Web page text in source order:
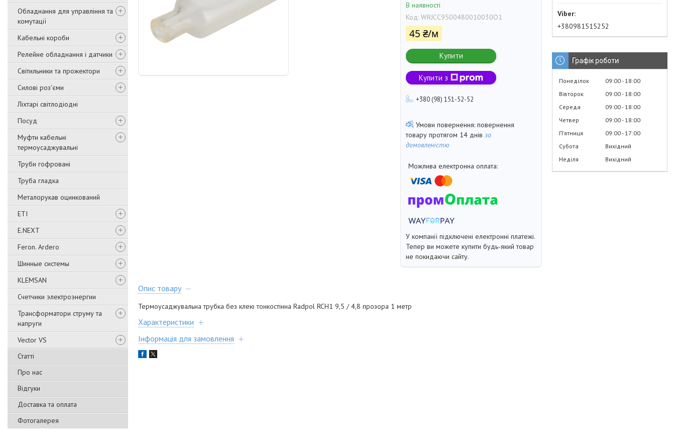
Обладнання для управління та
комутації
Кабельні короби
Релейне обладнання і датчики
Світильники та прожектори
Силові роз'єми
Ліхтарі світлодіодні
Посуд
Муфти кабельні
термоусаджувальні
Труби гофровані
Труба гладка
Металорукав оцинкований
ETI
E.NEXT
Feron. Ardero
Шинные системы
KLEMSAN
Счетчики электроэнергии
Трансформатори струму та
напруги
Vector VS
Статті
Про нас
Відгуки
Доставка та оплата
Фотогалерея
В наявності
Код: WRJCC9500480010030O1
45 ₴/м
Купити
Купити з
+380 (98) 151-52-52
повернення
товару протягом 14 днів за
домовленістю
У компанії підключені електронні платежі.
Тепер ви можете купити будь-який товар
не покидаючи сайту.
Опис товару
Термоусаджувальна трубка без клею тонкостінна Radpol RCH1 9,5 / 4,8 прозора 1 метр
Характеристики
Інформація для замовлення
+380981515252
Графік роботи
Понеділок 09:00 18:00
Вівторок
09:00 18:00
Середа
09:00 18:00
Четвер
09:00 18:00
Пʼятниця
09:00 17:00
Субота
Вихідний
Неділя
Вихідний